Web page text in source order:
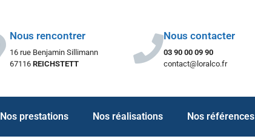
Nous rencontrer
16 rue Benjamin Sillimann
67116 REICHSTETT
Nous contacter
03 90 00 09 90
contact@loralco.fr
Nos prestations Nos réalisations Nos références